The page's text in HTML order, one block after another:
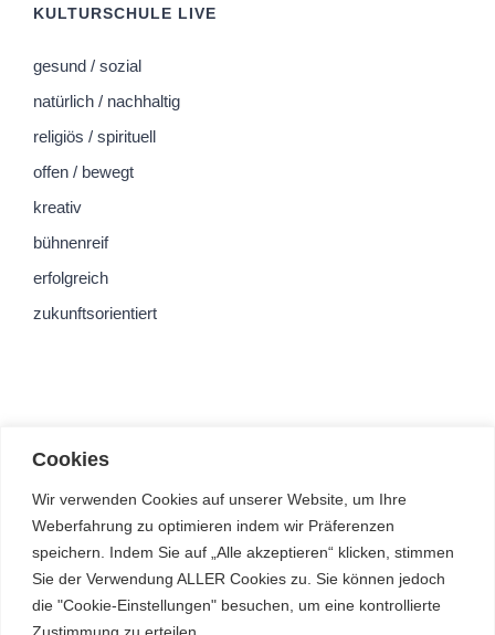
Cookies
Wir verwenden Cookies auf unserer Website, um Ihre
Weberfahrung zu optimieren indem wir Präferenzen
speichern. Indem Sie auf „Alle akzeptieren“ klicken, stimmen
Sie der Verwendung ALLER Cookies zu. Sie können jedoch
die "Cookie-Einstellungen" besuchen, um eine kontrollierte
Zustimmung zu erteilen.
KULTURSCHULE LIVE
gesund / sozial
natürlich / nachhaltig
religiös / spirituell
offen / bewegt
kreativ
bühnenreif
erfolgreich
zukunftsorientiert